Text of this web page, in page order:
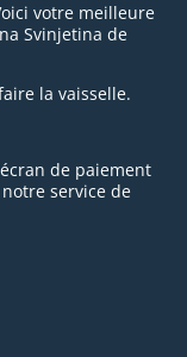
votre meilleure
Svinjetina de
la vaisselle.
de paiement
service de